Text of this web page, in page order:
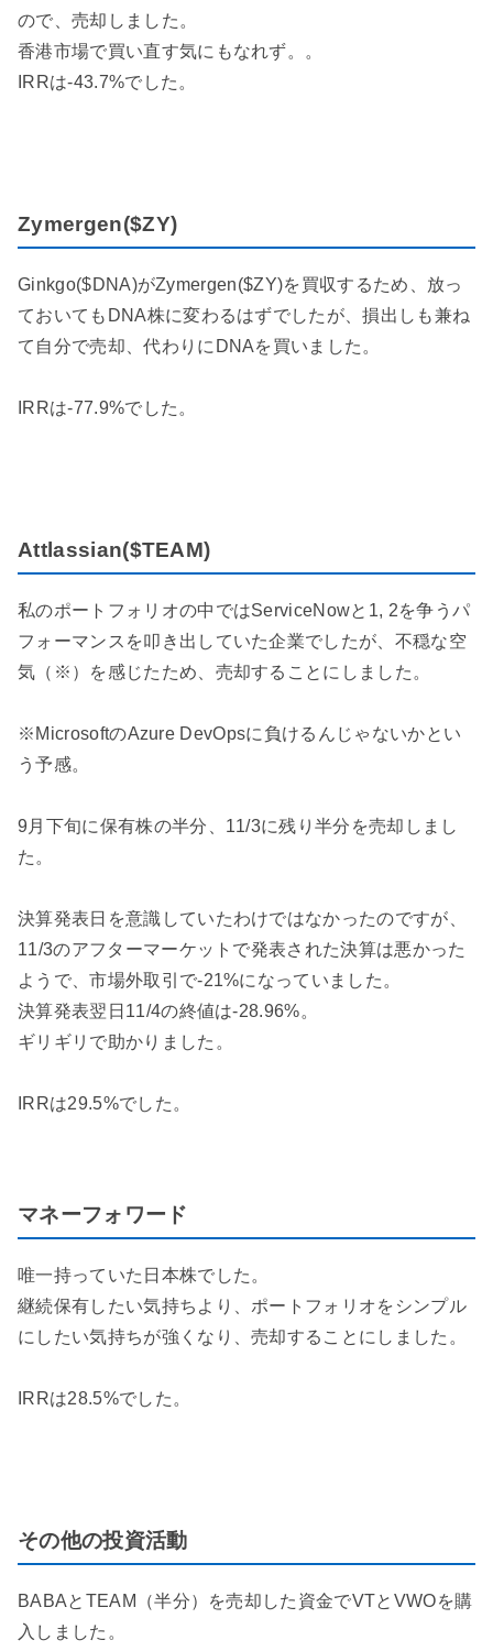
ので、売却しました。
香港市場で買い直す気にもなれず。。
IRRは-43.7%でした。
Zymergen($ZY)
Ginkgo($DNA)がZymergen($ZY)を買収するため、放っ
ておいてもDNA株に変わるはずでしたが、損出しも兼ね
て自分で売却、代わりにDNAを買いました。
IRRは-77.9%でした。
Attlassian($TEAM)
私のポートフォリオの中ではServiceNowと1, 2を争うパ
フォーマンスを叩き出していた企業でしたが、不穏な空
気（※）を感じたため、売却することにしました。
※MicrosoftのAzure DevOpsに負けるんじゃないかとい
う予感。
9月下旬に保有株の半分、11/3に残り半分を売却しまし
た。
決算発表日を意識していたわけではなかったのですが、
11/3のアフターマーケットで発表された決算は悪かった
ようで、市場外取引で-21%になっていました。
決算発表翌日11/4の終値は-28.96%。
ギリギリで助かりました。
IRRは29.5%でした。
マネーフォワード
唯一持っていた日本株でした。
継続保有したい気持ちより、ポートフォリオをシンプル
にしたい気持ちが強くなり、売却することにしました。
IRRは28.5%でした。
その他の投資活動
BABAとTEAM（半分）を売却した資金でVTとVWOを購
入しました。